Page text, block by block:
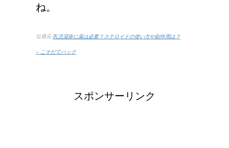
ね。
引用元-乳児湿疹に薬は必要？ステロイドの使い方や副作用は？
– こそだてハック
スポンサーリンク